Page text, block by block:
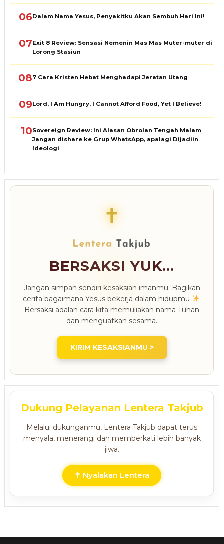
06Dalam Nama Yesus, Penyakitku Akan Sembuh Hari Ini!
07Exit 8 Review: Sensasi Nemenin Mas Mas Muter-muter di
Lorong Stasiun
087 Cara Kristen Hebat Menghadapi Jeratan Utang
09Lord, I Am Hungry, I Cannot Afford Food, Yet I Believe!
10Sovereign Review: Ini Alasan Obrolan Tengah Malam
Jangan dishare ke Grup WhatsApp, apalagi Dijadiin
Ideologi
✝
BERSAKSI YUK...
Jangan simpan sendiri kesaksian imanmu. Bagikan
cerita bagaimana Yesus bekerja dalam hidupmu
.
Bersaksi adalah cara kita memuliakan nama Tuhan
dan menguatkan sesama.
KIRIM KESAKSIANMU >
Dukung Pelayanan Lentera Takjub
Melalui dukunganmu, Lentera Takjub dapat terus
menyala, menerangi dan memberkati lebih banyak
jiwa.
✝ Nyalakan Lentera